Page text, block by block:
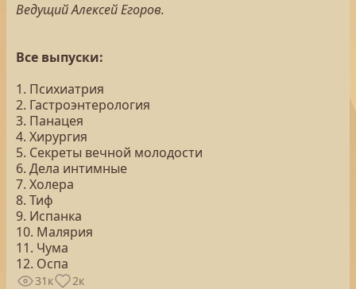
Ведущий Алексей Егоров.
Все выпуски:
1. Психиатрия
2. Гастроэнтерология
3. Панацея
4. Хирургия
5. Секреты вечной молодости
6. Дела интимные
7. Холера
8. Тиф
9. Испанка
10. Малярия
11. Чума
12. Оспа
31к 2к